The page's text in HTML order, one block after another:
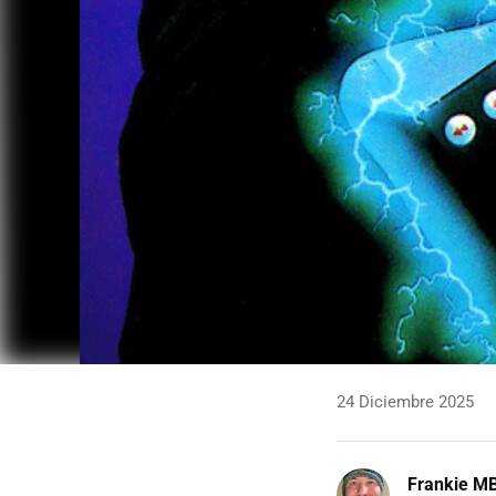
24 Diciembre 2025
Frankie